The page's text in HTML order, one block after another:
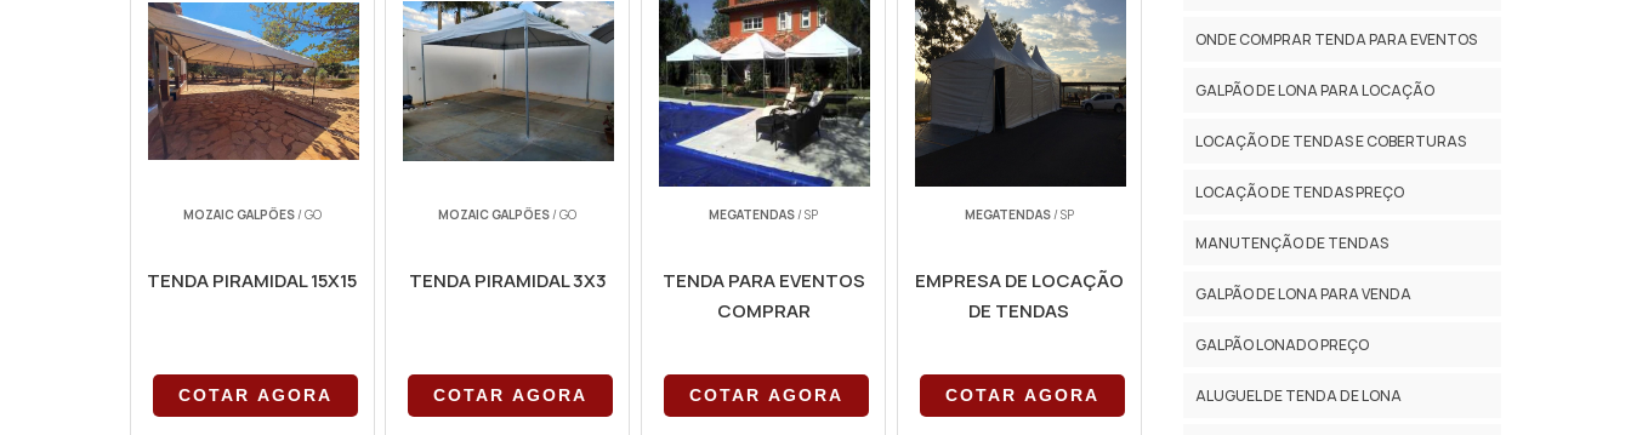
MOZAIC GALPÕES/ GO
TENDA PIRAMIDAL 15X15
COTAR AGORA
MOZAIC GALPÕES/ GO
TENDA PIRAMIDAL 3X3
COTAR AGORA
MEGATENDAS/ SP
TENDA PARA EVENTOS
COMPRAR
COTAR AGORA
MEGATENDAS/ SP
EMPRESA DE LOCAÇÃO
DE TENDAS
COTAR AGORA
ONDE COMPRAR TENDA PARA EVENTOS
GALPÃO DE LONA PARA LOCAÇÃO
LOCAÇÃO DE TENDAS E COBERTURAS
LOCAÇÃO DE TENDAS PREÇO
MANUTENÇÃO DE TENDAS
GALPÃO DE LONA PARA VENDA
GALPÃO LONADO PREÇO
ALUGUEL DE TENDA DE LONA